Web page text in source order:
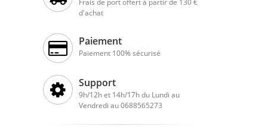
Frais de port offert à partir de 130 €
d'achat
Paiement
Paiement 100% sécurisé
Support
9h/12h et 14h/17h du Lundi au
Vendredi au 0688565273